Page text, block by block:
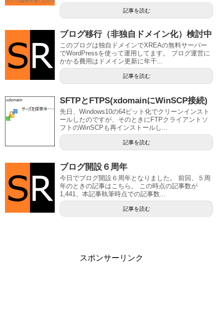
記事を読む
ブログ移行（非独自ドメイン化）検討中
このブログは独自ドメインでXREAの無料サーバー
でWordPressを使って運用してます。 ブログ運営に
かかる費用はドメイン更新に年千...
記事を読む
SFTPとFTPS(xdomainにWinSCP接続)
先日、Windows10の64ビット化でクリーンインスト
ールしたのですが、そのときにFTPクライアントソ
フトのWinSCPも再インストールし...
記事を読む
ブログ開設６周年
今日でブログ開設６周年となりました。 前回、５周
年のときの記事はこちら。 この時点の記事数が
1,441、本記事執筆時点での記事数...
記事を読む
スポンサーリンク